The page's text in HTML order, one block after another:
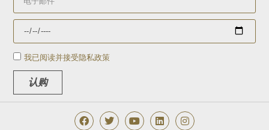
我已阅读并接受隐私政策
认购